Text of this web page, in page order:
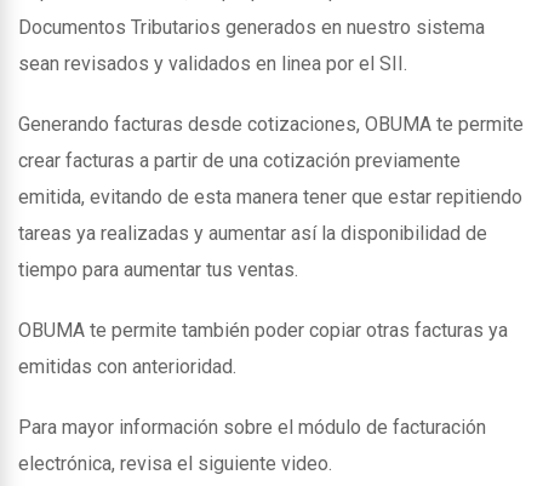
Documentos Tributarios generados en nuestro sistema
sean revisados y validados en linea por el SII.
Generando facturas desde cotizaciones, OBUMA te permite
crear facturas a partir de una cotización previamente
emitida, evitando de esta manera tener que estar repitiendo
tareas ya realizadas y aumentar así la disponibilidad de
tiempo para aumentar tus ventas.
OBUMA te permite también poder copiar otras facturas ya
emitidas con anterioridad.
Para mayor información sobre el módulo de facturación
electrónica, revisa el siguiente video.